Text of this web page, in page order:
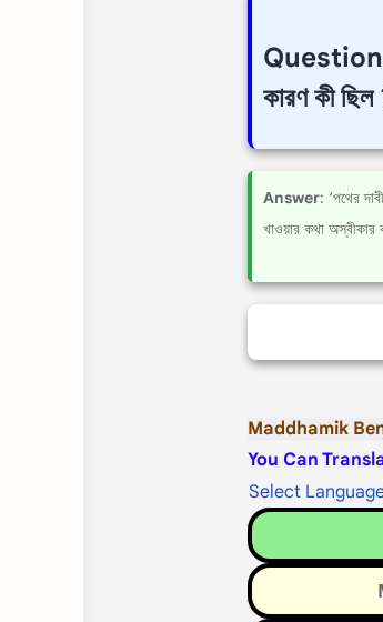
Questions :
কারণ কী ছিল
Answer: ‘পথের
খাওয়ার কথা অস্বীকার
Maddhamik
You Can
Select